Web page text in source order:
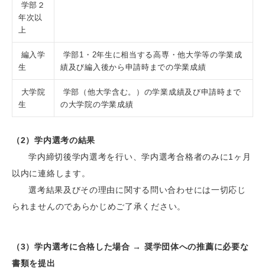
学部２
年次以
上
編入学
生
学部1・2年生に相当する高専・他大学等の学業成
績及び編入後から申請時までの学業成績
大学院
生
学部（他大学含む。）の学業成績及び申請時まで
の大学院の学業成績
（2）学内選考の結果
学内締切後学内選考を行い、学内選考合格者のみに1ヶ月
以内に連絡します。
選考結果及びその理由に関する問い合わせには一切応じ
られませんのであらかじめご了承ください。
（3）学内選考に合格した場合 → 奨学団体への推薦に必要な
書類を提出